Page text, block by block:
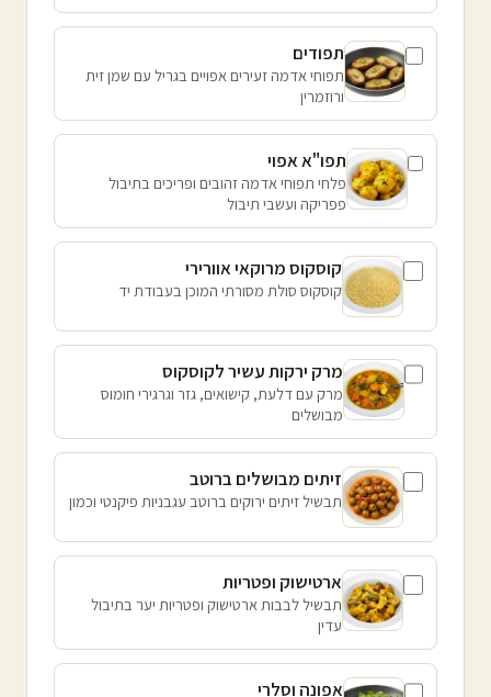
תפודים
תפוחי אדמה זעירים אפויים בגריל עם שמן זית
ורוזמרין
תפו"א אפוי
פלחי תפוחי אדמה זהובים ופריכים בתיבול
פפריקה ועשבי תיבול
קוסקוס מרוקאי אוורירי
קוסקוס סולת מסורתי המוכן בעבודת יד
מרק ירקות עשיר לקוסקוס
מרק עם דלעת, קישואים, גזר וגרגירי חומוס
מבושלים
זיתים מבושלים ברוטב
תבשיל זיתים ירוקים ברוטב עגבניות פיקנטי וכמון
ארטישוק ופטריות
תבשיל לבבות ארטישוק ופטריות יער בתיבול
עדין
אפונה וסלרי